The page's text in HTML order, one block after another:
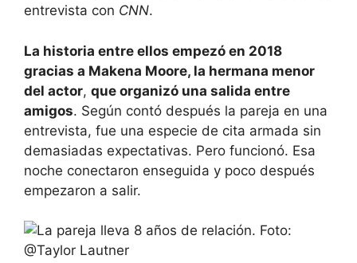
entrevista con CNN.
La historia entre ellos empezó en 2018
gracias a Makena Moore, la hermana menor
del actor, que organizó una salida entre
amigos. Según contó después la pareja en una
entrevista, fue una especie de cita armada sin
demasiadas expectativas. Pero funcionó. Esa
noche conectaron enseguida y poco después
empezaron a salir.